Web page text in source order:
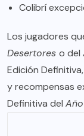
Colibrí
Los jugadores
Desertores o del
Edición
y recompensas
Definitiva del